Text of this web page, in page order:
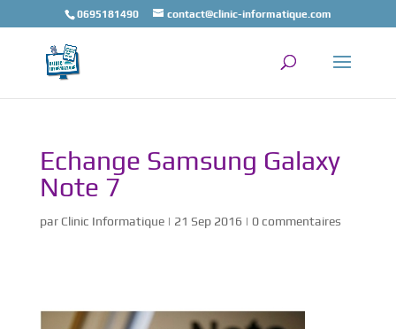
0695181490 contact@clinic-informatique.com
Echange Samsung Galaxy
Note 7
par Clinic Informatique| 21 Sep 2016 | 0 commentaires